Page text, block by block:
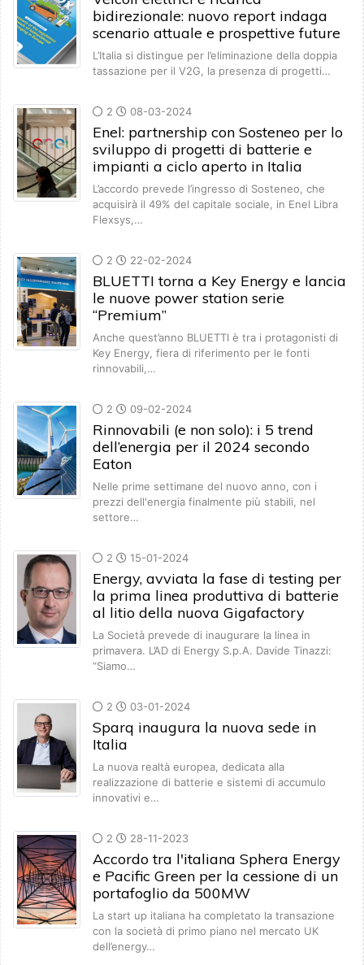
bidirezionale: nuovo report indaga
scenario attuale e prospettive future
L’Italia si distingue per l’eliminazione della doppia
tassazione per il V2G, la presenza di progetti…
2 08-03-2024
Enel: partnership con Sosteneo per lo
sviluppo di progetti di batterie e
impianti a ciclo aperto in Italia
L’accordo prevede l’ingresso di Sosteneo, che
acquisirà il 49% del capitale sociale, in Enel Libra
Flexsys,…
2 22-02-2024
BLUETTI torna a Key Energy e lancia
le nuove power station serie
“Premium”
Anche quest’anno BLUETTI è tra i protagonisti di
Key Energy, fiera di riferimento per le fonti
rinnovabili,…
2 09-02-2024
Rinnovabili (e non solo): i 5 trend
dell’energia per il 2024 secondo
Eaton
Nelle prime settimane del nuovo anno, con i
prezzi dell'energia finalmente più stabili, nel
settore…
2 15-01-2024
Energy, avviata la fase di testing per
la prima linea produttiva di batterie
al litio della nuova Gigafactory
La Società prevede di inaugurare la linea in
primavera. L’AD di Energy S.p.A. Davide Tinazzi:
“Siamo…
2 03-01-2024
Sparq inaugura la nuova sede in
Italia
La nuova realtà europea, dedicata alla
realizzazione di batterie e sistemi di accumulo
innovativi e…
2 28-11-2023
Accordo tra l'italiana Sphera Energy
e Pacific Green per la cessione di un
portafoglio da 500MW
La start up italiana ha completato la transazione
con la società di primo piano nel mercato UK
dell’energy…